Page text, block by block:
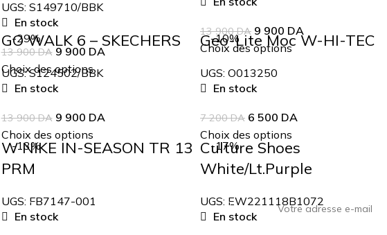
UGS: S149710/BBK
En stock
13 900DA 9 900 DA
Choix des options
13 900DA 9 900 DA
Choix des options
-29%
GO WALK 6 – SKECHERS
UGS:S124502/BBK
En stock
13 900DA 9 900 DA
Choix des options
-10%
Geo-Lite Moc W-HI-TEC
UGS: O013250
En stock
7 200DA 6 500 DA
Choix des options
-13%
W NIKE IN-SEASON TR 13
PRM
UGS: FB7147-001
En stock
-17%
Culture Shoes
White/Lt.Purple
UGS: EW221118B1072
En stock